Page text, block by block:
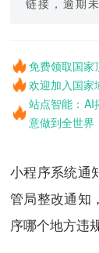
免费领取国家
欢迎加入国家
站点智能：AI
意做到全世界
小程序系统通
管局整改通知
序哪个地方违